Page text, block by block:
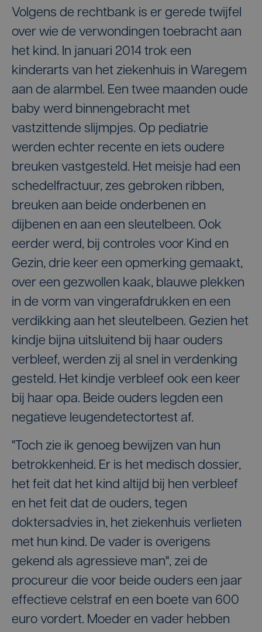
Volgens de rechtbank is er gerede twijfel
over wie de verwondingen toebracht aan
het kind. In januari 2014 trok een
kinderarts van het ziekenhuis in Waregem
aan de alarmbel. Een twee maanden oude
baby werd binnengebracht met
vastzittende slijmpjes. Op pediatrie
werden echter recente en iets oudere
breuken vastgesteld. Het meisje had een
schedelfractuur, zes gebroken ribben,
breuken aan beide onderbenen en
dijbenen en aan een sleutelbeen. Ook
eerder werd, bij controles voor Kind en
Gezin, drie keer een opmerking gemaakt,
over een gezwollen kaak, blauwe plekken
in de vorm van vingerafdrukken en een
verdikking aan het sleutelbeen. Gezien het
kindje bijna uitsluitend bij haar ouders
verbleef, werden zij al snel in verdenking
gesteld. Het kindje verbleef ook een keer
bij haar opa. Beide ouders legden een
negatieve leugendetectortest af.
"Toch zie ik genoeg bewijzen van hun
betrokkenheid. Er is het medisch dossier,
het feit dat het kind altijd bij hen verbleef
en het feit dat de ouders, tegen
doktersadvies in, het ziekenhuis verlieten
met hun kind. De vader is overigens
gekend als agressieve man", zei de
procureur die voor beide ouders een jaar
effectieve celstraf en een boete van 600
euro vordert. Moeder en vader hebben